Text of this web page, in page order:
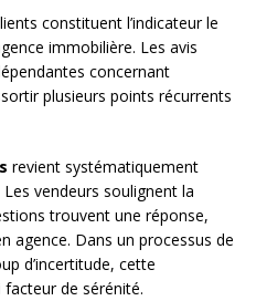
constituent l’indicateur le
immobilière. Les avis
concernant
plusieurs points récurrents
revient systématiquement
vendeurs soulignent la
trouvent une réponse,
agence. Dans un processus de
d’incertitude, cette
de sérénité.